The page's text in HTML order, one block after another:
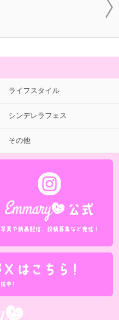
ライフスタイル
シンデレラフェス
その他